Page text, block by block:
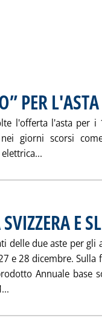
PER
l'offerta l'asta per i
giorni scorsi
E
delle due aste per gli
e 28 dicembre.
Annuale base